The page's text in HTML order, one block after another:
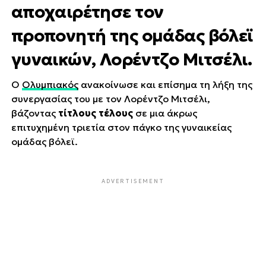
αποχαιρέτησε τον
προπονητή της ομάδας βόλεϊ
γυναικών, Λορέντζο Μιτσέλι.
Ο Ολυμπιακόςανακοίνωσε και επίσημα τη λήξη της
συνεργασίας του με τον Λορέντζο Μιτσέλι,
βάζοντας τίτλους τέλουςσε μια άκρως
επιτυχημένη τριετία στον πάγκο της γυναικείας
ομάδας βόλεϊ.
ADVERTISEMENT